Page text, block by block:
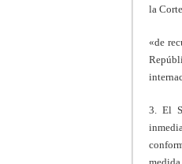
la
«de
3. El